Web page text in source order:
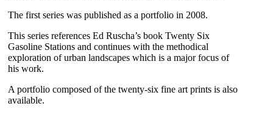
The first series was published as a portfolio in 2008.
This series references Ed Ruscha’s book Twenty Six
Gasoline Stations and continues with the methodical
exploration of urban landscapes which is a major focus of
his work.
A portfolio composed of the twenty-six fine art prints is also
available.